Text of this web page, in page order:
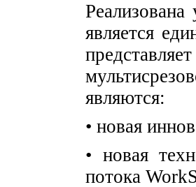
является
являются:
• новая
• новая
потока